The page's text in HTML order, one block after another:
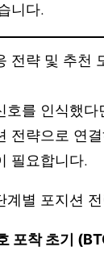
니다.
전략 및 추천
호를 인식했다
전략으로 연
필요합니다.
계별 포지션
포착 초기